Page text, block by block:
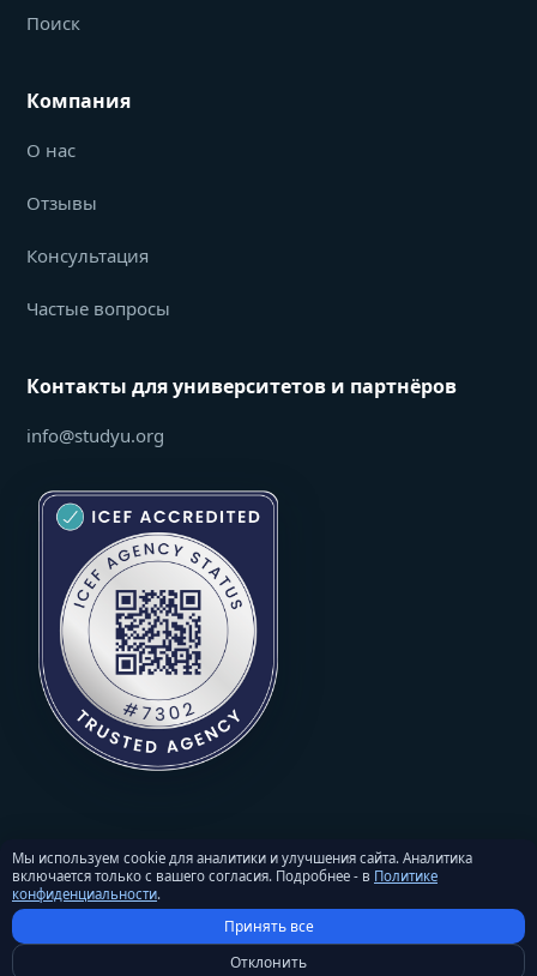
Поиск
Компания
О нас
Отзывы
Консультация
Частые вопросы
Контакты для университетов и партнёров
info@studyu.org
© 2026 StudyU. Все права защищены. Перепечатка материалов -
только с письменного разрешения и активной ссылкой на
Политика конфиденциальности · Условия и положения ·
Мы используем cookie для аналитики и улучшения сайта. Аналитика
включается только с вашего согласия. Подробнее - в Политике
конфиденциальности.
Принять все
Отклонить